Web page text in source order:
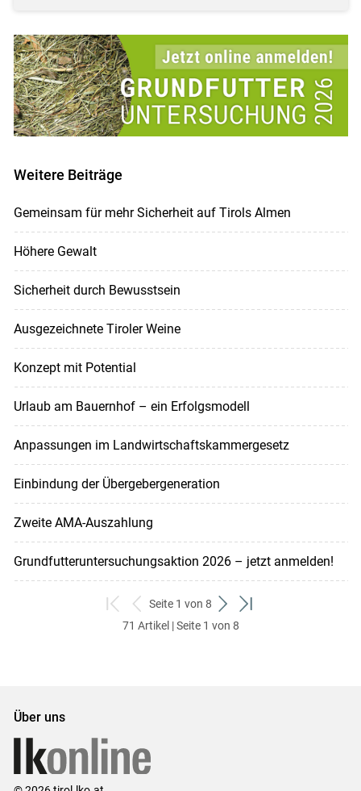
Weitere Beiträge
Gemeinsam für mehr Sicherheit auf Tirols Almen
Höhere Gewalt
Sicherheit durch Bewusstsein
Ausgezeichnete Tiroler Weine
Konzept mit Potential
Urlaub am Bauernhof – ein Erfolgsmodell
Anpassungen im Landwirtschaftskammergesetz
Einbindung der Übergebergeneration
Zweite AMA-Auszahlung
Grundfutteruntersuchungsaktion 2026 – jetzt anmelden!
zum
ersten
zurück
zum
Seite 1 von 8
weiter
zum
zum
71 Artikel | Seite 1 von 8
Über uns